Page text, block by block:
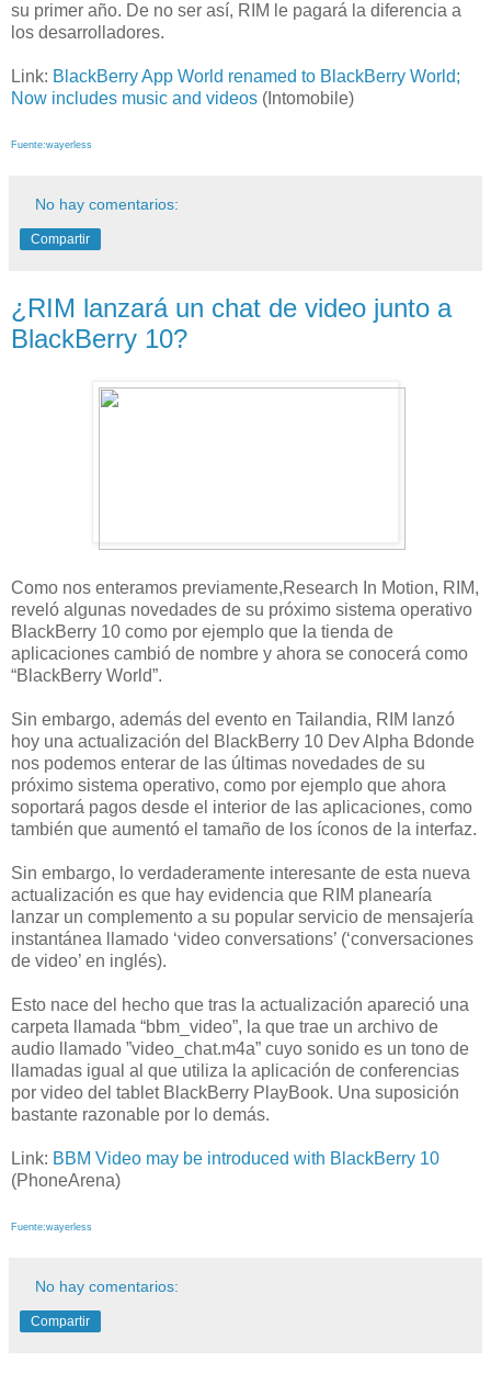
su primer año. De no ser así, RIM le pagará la diferencia a
los desarrolladores.
Link: BlackBerry App World renamed to BlackBerry World;
Now includes music and videos (Intomobile)
Fuente:wayerless
No hay comentarios:
Compartir
¿RIM lanzará un chat de video junto a
BlackBerry 10?
Como nos enteramos previamente,Research In Motion, RIM,
reveló algunas novedades de su próximo sistema operativo
BlackBerry 10 como por ejemplo que la tienda de
aplicaciones cambió de nombre y ahora se conocerá como
“BlackBerry World”.
Sin embargo, además del evento en Tailandia, RIM lanzó
hoy una actualización del BlackBerry 10 Dev Alpha Bdonde
nos podemos enterar de las últimas novedades de su
próximo sistema operativo, como por ejemplo que ahora
soportará pagos desde el interior de las aplicaciones, como
también que aumentó el tamaño de los íconos de la interfaz.
Sin embargo, lo verdaderamente interesante de esta nueva
actualización es que hay evidencia que RIM planearía
lanzar un complemento a su popular servicio de mensajería
instantánea llamado ‘video conversations’ (‘conversaciones
de video’ en inglés).
Esto nace del hecho que tras la actualización apareció una
carpeta llamada “bbm_video”, la que trae un archivo de
audio llamado ”video_chat.m4a” cuyo sonido es un tono de
llamadas igual al que utiliza la aplicación de conferencias
por video del tablet BlackBerry PlayBook. Una suposición
bastante razonable por lo demás.
Link: BBM Video may be introduced with BlackBerry 10
(PhoneArena)
Fuente:wayerless
No hay comentarios:
Compartir